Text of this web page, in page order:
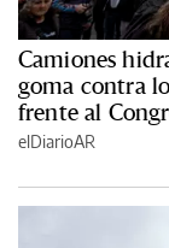
Camiones
goma contra
frente al
elDiarioAR